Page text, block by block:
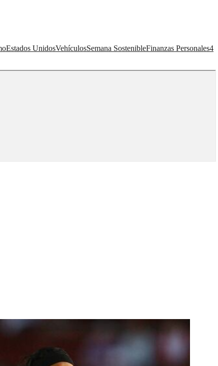
Estados UnidosVehículosSemana SostenibleFinanzas Personales4